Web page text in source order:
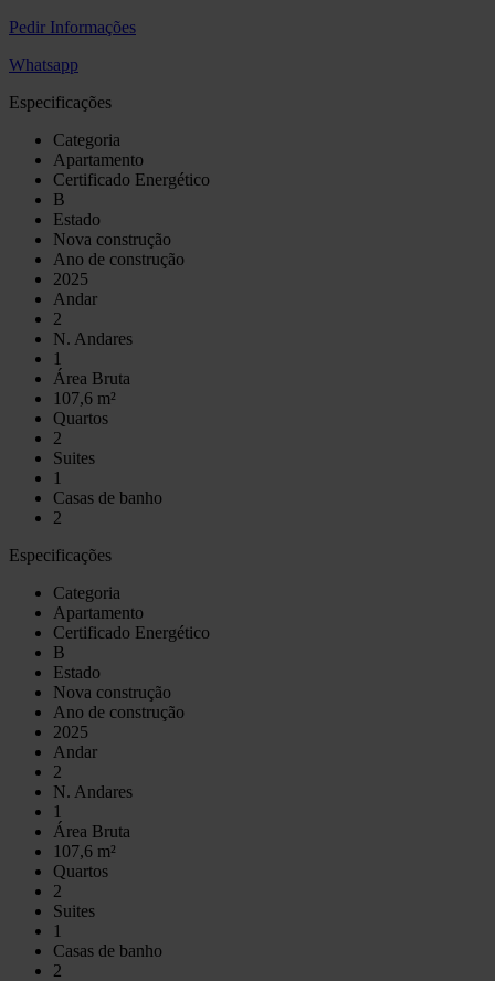
Pedir Informações
Whatsapp
Especificações
Categoria
Apartamento
Certificado Energético
B
Estado
Nova construção
Ano de construção
2025
Andar
2
N. Andares
1
Área Bruta
107,6 m²
Quartos
2
Suites
1
Casas de banho
2
Especificações
Categoria
Apartamento
Certificado Energético
B
Estado
Nova construção
Ano de construção
2025
Andar
2
N. Andares
1
Área Bruta
107,6 m²
Quartos
2
Suites
1
Casas de banho
2